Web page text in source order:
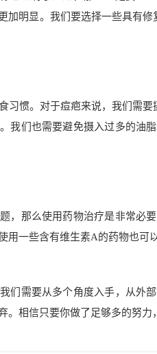
加明显。我们要选择一些具有
习惯。对于痘疤来说，我们需
我们也需要避免摄入过多的油
，那么使用药物治疗是非常必
用一些含有维生素A的药物也可
们需要从多个角度入手，从外
。相信只要你做了足够多的努力